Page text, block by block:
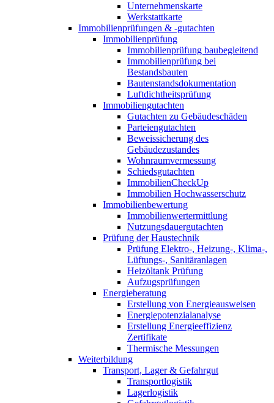
Unternehmenskarte
Werkstattkarte
Immobilienprüfungen & -gutachten
Immobilienprüfung
Immobilienprüfung baubegleitend
Immobilienprüfung bei
Bestandsbauten
Bautenstandsdokumentation
Luftdichtheitsprüfung
Immobiliengutachten
Gutachten zu Gebäudeschäden
Parteiengutachten
Beweissicherung des
Gebäudezustandes
Wohnraumvermessung
Schiedsgutachten
ImmobilienCheckUp
Immobilien Hochwasserschutz
Immobilienbewertung
Immobilienwertermittlung
Nutzungsdauergutachten
Prüfung der Haustechnik
Prüfung Elektro-, Heizung-, Klima-,
Lüftungs-, Sanitäranlagen
Heizöltank Prüfung
Aufzugsprüfungen
Energieberatung
Erstellung von Energieausweisen
Energiepotenzialanalyse
Erstellung Energieeffizienz
Zertifikate
Thermische Messungen
Weiterbildung
Transport, Lager & Gefahrgut
Transportlogistik
Lagerlogistik